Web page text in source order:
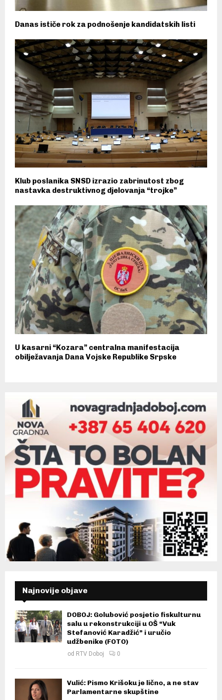
Danas ističe rok za podnošenje kandidatskih listi
Klub poslanika SNSD izrazio zabrinutost zbog
nastavka destruktivnog djelovanja “trojke”
U kasarni “Kozara” centralna manifestacija
obilježavanja Dana Vojske Republike Srpske
Najnovije objave
DOBOJ: Golubović posjetio fiskulturnu
salu u rekonstrukciji u OŠ “Vuk
Stefanović Karadžić” i uručio
udžbenike (FOTO)
od RTV Doboj 0
Vulić: Pismo Krišoku je lično, a ne stav
Parlamentarne skupštine